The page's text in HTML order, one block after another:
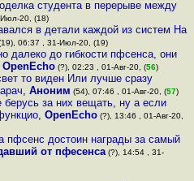
студента в перерыве между
20, (18)
в детали каждой из систем На
06:37 , 31-Июл-20, (19)
до гибкости пфсенса, они
OpenEcho(?), 02:23 , 01-Авг-20, (56)
то виден Или лучше сразу
,Аноним (54), 07:46 , 01-Авг-20, (57)
за них вещать, ну а если
, OpenEcho(?), 13:46 , 01-Авг-20,
пфсенс достоин награды за самый
от пфесенса(?), 14:54 , 31-